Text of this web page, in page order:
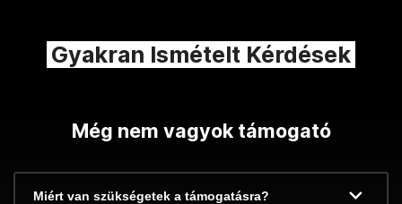
Gyakran Ismételt Kérdések
Még nem vagyok támogató
Miért van szükségetek a támogatásra?